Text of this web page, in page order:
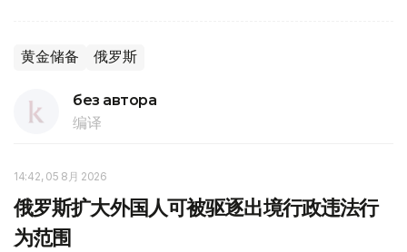
黄金储备 俄罗斯
без автора
编译
14:42, 05 8月 2026
俄罗斯扩大外国人可被驱逐出境行政违法行
为范围